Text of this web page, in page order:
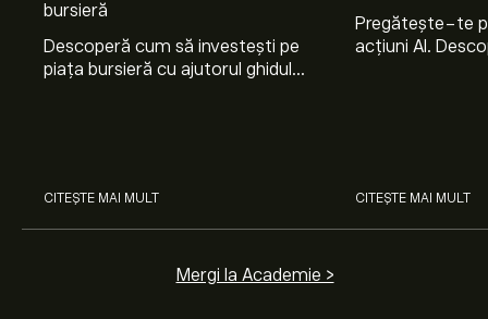
bursieră
Descoperă cum să investești pe
piața bursieră cu ajutorul ghidului
CITEȘTE MAI MULT
Pregătește-te
acțiuni AI.
CITEȘTE MAI MULT
Mergi la Academie >